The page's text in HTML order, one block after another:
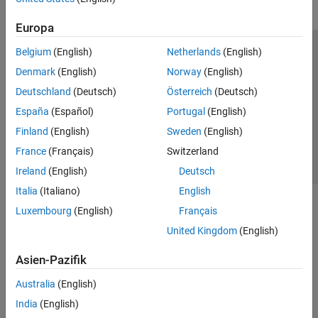
Europa
Belgium (English)
Denmark (English)
Deutschland (Deutsch)
España (Español)
Finland (English)
France (Français)
Ireland (English)
Italia (Italiano)
Luxembourg (English)
Netherlands(English)
Norway(English)
Österreich (Deutsch)
Portugal (English)
Sweden (English)
Switzerland
Deutsch
English
Français
United Kingdom(English)
Asien-Pazifik
Australia (English)
India (English)
Trust Center
Datenschutz-Richtlinien
Datendiebstahl verhindern
Status von Anwendungen
© 1994-2026 The MathWorks, Inc.
Website auswählen
Deutschland